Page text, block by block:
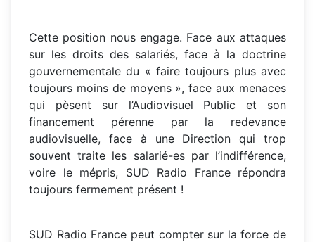
Cette position nous engage. Face aux attaques
sur les droits des salariés, face à la doctrine
gouvernementale du « faire toujours plus avec
toujours moins de moyens », face aux menaces
qui pèsent sur l’Audiovisuel Public et son
financement pérenne par la redevance
audiovisuelle, face à une Direction qui trop
souvent traite les salarié-es par l’indifférence,
voire le mépris, SUD Radio France répondra
toujours fermement présent !
SUD Radio France peut compter sur la force de